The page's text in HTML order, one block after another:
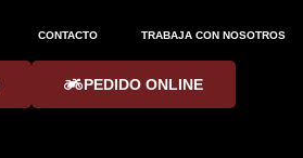
CONTACTO TRABAJA CON NOSOTROS
PEDIDO ONLINE